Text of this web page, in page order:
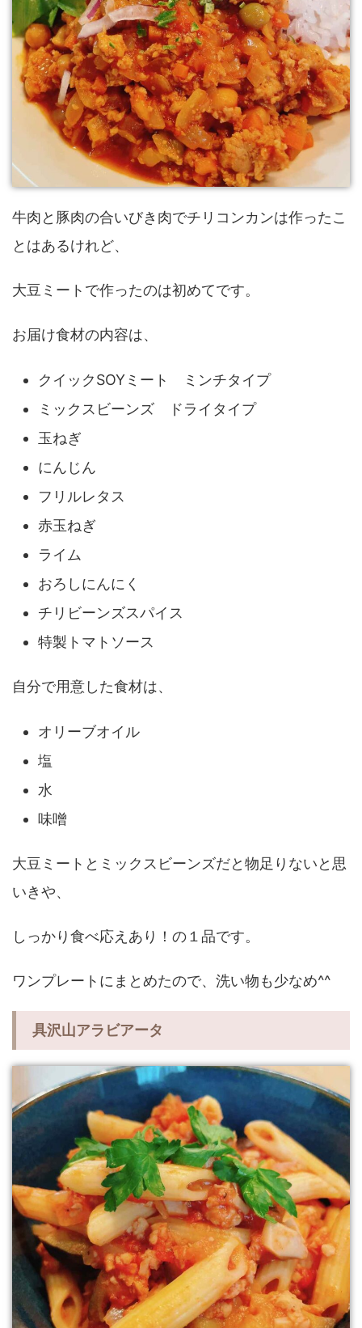
牛肉と豚肉の合いびき肉でチリコンカンは作ったこ
とはあるけれど、
大豆ミートで作ったのは初めてです。
お届け食材の内容は、
クイックSOYミート ミンチタイプ
ミックスビーンズ ドライタイプ
玉ねぎ
にんじん
フリルレタス
赤玉ねぎ
ライム
おろしにんにく
チリビーンズスパイス
特製トマトソース
自分で用意した食材は、
オリーブオイル
塩
水
味噌
大豆ミートとミックスビーンズだと物足りないと思
いきや、
しっかり食べ応えあり！の１品です。
ワンプレートにまとめたので、洗い物も少なめ^^
具沢山アラビアータ